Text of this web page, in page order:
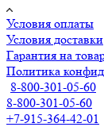
Условия оплаты
Условия доставки
Гарантия на
Политика
8-800-301-05-60
8-800-301-05-60
+7-915-364-42-01